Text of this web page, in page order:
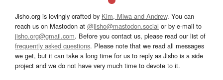
Jisho.org is lovingly crafted by Kim, Miwa and Andrew. You can
reach us on Mastodon at @jisho@mastodon.social or by e-mail to
jisho.org@gmail.com. Before you contact us, please read our list of
frequently asked questions. Please note that we read all messages
we get, but it can take a long time for us to reply as Jisho is a side
project and we do not have very much time to devote to it.